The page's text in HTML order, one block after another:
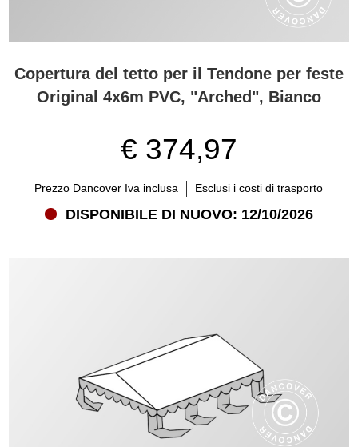
Copertura del tetto per il Tendone per feste
Original 4x6m PVC, "Arched", Bianco
€ 374,97
Prezzo Dancover Iva inclusa Esclusi i costi di trasporto
DISPONIBILE DI NUOVO: 12/10/2026